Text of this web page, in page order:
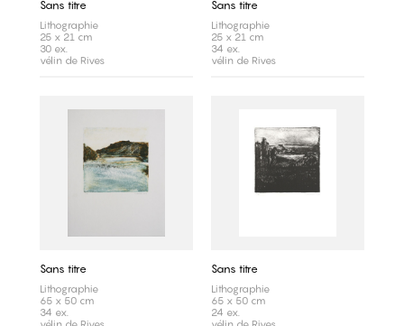
Sans titre
Lithographie
25 x 21 cm
30 ex.
vélin de Rives
Sans titre
Lithographie
25 x 21 cm
34 ex.
vélin de Rives
Sans titre
Lithographie
65 x 50 cm
34 ex.
Sans titre
Lithographie
65 x 50 cm
24 ex.